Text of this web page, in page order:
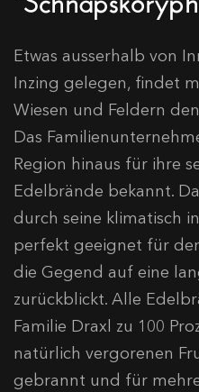
Etwas ausserhalb von
Inzing gelegen, findet
Wiesen und Feldern
Das
Region hinaus für ihre
Edelbrände bekannt.
durch seine klimatisch
perfekt geeignet für
die Gegend auf eine
zurückblickt. Alle
Familie Draxl zu 100
natürlich vergorenen
gebrannt und für